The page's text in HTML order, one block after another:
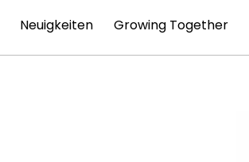
Neuigkeiten Growing Together